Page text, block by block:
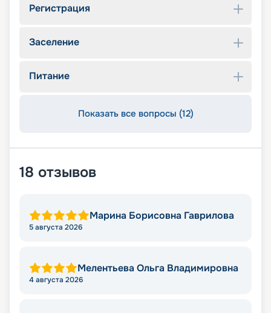
Регистрация
Заселение
Питание
Показать все вопросы (12)
18 отзывов
Марина Борисовна Гаврилова
5 августа 2026
Мелентьева Ольга Владимировна
4 августа 2026